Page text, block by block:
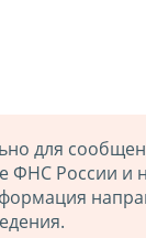
для
ФНС России и